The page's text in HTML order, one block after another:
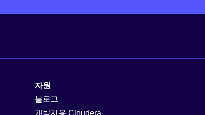
자원
블로그
개발자용 Cloudera